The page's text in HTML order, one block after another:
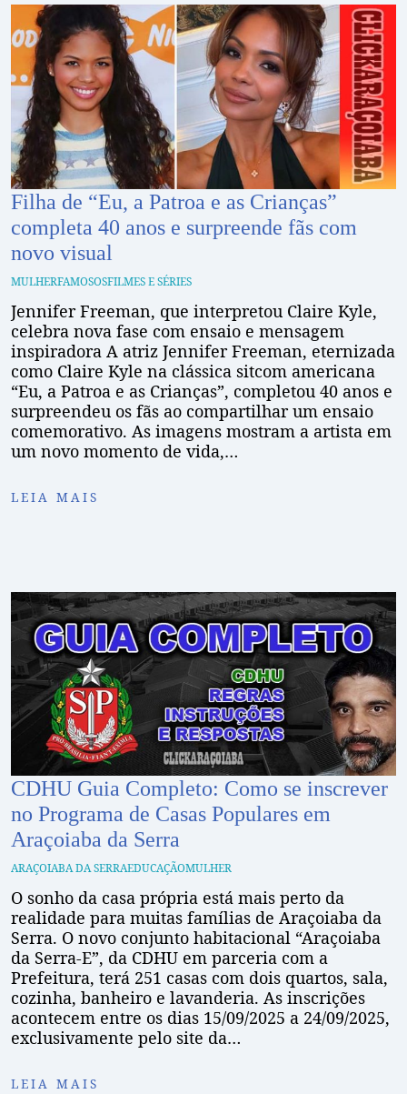
Filha de “Eu, a Patroa e as Crianças”
completa 40 anos e surpreende fãs com
novo visual
MULHERFAMOSOSFILMES E SÉRIES
Jennifer Freeman, que interpretou Claire Kyle,
celebra nova fase com ensaio e mensagem
inspiradora A atriz Jennifer Freeman, eternizada
como Claire Kyle na clássica sitcom americana
“Eu, a Patroa e as Crianças”, completou 40 anos e
surpreendeu os fãs ao compartilhar um ensaio
comemorativo. As imagens mostram a artista em
um novo momento de vida,…
LEIA MAIS
CDHU Guia Completo: Como se inscrever
no Programa de Casas Populares em
Araçoiaba da Serra
ARAÇOIABA DA SERRAEDUCAÇÃOMULHER
O sonho da casa própria está mais perto da
realidade para muitas famílias de Araçoiaba da
Serra. O novo conjunto habitacional “Araçoiaba
da Serra-E”, da CDHU em parceria com a
Prefeitura, terá 251 casas com dois quartos, sala,
cozinha, banheiro e lavanderia. As inscrições
acontecem entre os dias 15/09/2025 a 24/09/2025,
exclusivamente pelo site da…
LEIA MAIS